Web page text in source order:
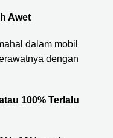
Awet
dalam mobil
dengan
100% Terlalu